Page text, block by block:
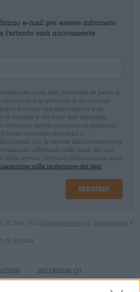
e-mail per essere informato
l'articolo sarà nuovamente
dei miei dati personali da parte di
e la gestione di un account
fornisce una panoramica e un
di vendita e dei miei dati personali.
revocare questo consenso in qualsiasi
futuro inviando un'e-mail a
che la revoca del consenso non
effettuato sulla base del suo
della revoca. Ulteriori informazioni sono
sulla protezione dei dati
Registrati
di IVA. Più Navigazione più Depositare €
di accisa
Recensioni (3)